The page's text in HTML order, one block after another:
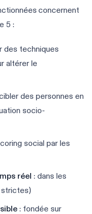
concernent
5 :
des techniques
altérer le
des personnes en
socio-
social par les
réel : dans les
: fondée sur